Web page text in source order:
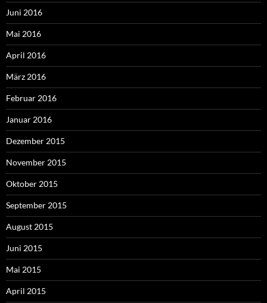
Juni 2016
Mai 2016
April 2016
März 2016
Februar 2016
Januar 2016
Dezember 2015
November 2015
Oktober 2015
September 2015
August 2015
Juni 2015
Mai 2015
April 2015